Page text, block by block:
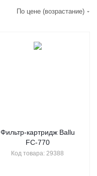
По цене (возрастание)
Фильтр-картридж Ballu
FC-770
Код товара: 29388